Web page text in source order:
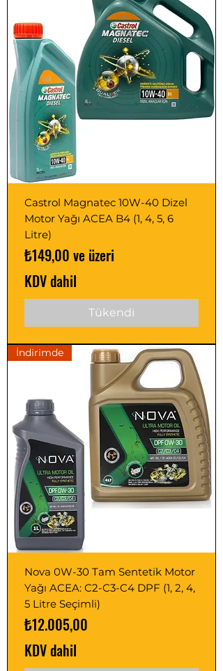
Castrol Magnatec 10W-40 Dizel
Motor Yağı ACEA B4 (1, 4, 5, 6
Litre)
₺149,00 ve üzeri
İndirimli Fiyat
KDV dahil
Tükendi
İndirimde
Nova 0W-30 Tam Sentetik Motor
Yağı ACEA: C2-C3-C4 DPF (1, 2, 4,
5 Litre Seçimli)
Fiyat
₺12.005,00
KDV dahil